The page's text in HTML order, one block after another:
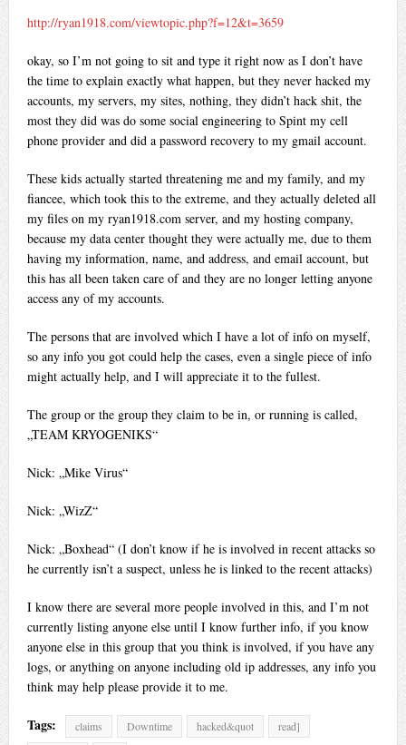
http://ryan1918.com/viewtopic.php?f=12&t=3659
okay, so I’m not going to sit and type it right now as I don’t have
the time to explain exactly what happen, but they never hacked my
accounts, my servers, my sites, nothing, they didn’t hack shit, the
most they did was do some social engineering to Spint my cell
phone provider and did a password recovery to my gmail account.
These kids actually started threatening me and my family, and my
fiancee, which took this to the extreme, and they actually deleted all
my files on my ryan1918.com server, and my hosting company,
because my data center thought they were actually me, due to them
having my information, name, and address, and email account, but
this has all been taken care of and they are no longer letting anyone
access any of my accounts.
The persons that are involved which I have a lot of info on myself,
so any info you got could help the cases, even a single piece of info
might actually help, and I will appreciate it to the fullest.
The group or the group they claim to be in, or running is called,
„TEAM KRYOGENIKS“
Nick: „Mike Virus“
Nick: „WizZ“
Nick: „Boxhead“ (I don’t know if he is involved in recent attacks so
he currently isn’t a suspect, unless he is linked to the recent attacks)
I know there are several more people involved in this, and I’m not
currently listing anyone else until I know further info, if you know
anyone else in this group that you think is involved, if you have any
logs, or anything on anyone including old ip addresses, any info you
think may help please provide it to me.
Tags: claims Downtime hacked&quot
read]